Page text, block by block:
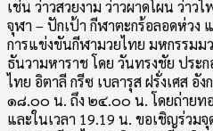
เช่น ว่าวสวยงาม ว่าวผาดโผน ว่าว
จุฬา – ปักเป้า กีฬาตะกร้อลอดห่วง
การแข่งขันกีฬามวยไทย มหกรรมม
ธันวามหาราช โดย วันทรงชัย ประ
ไทย อิตาลี กรีซ เบลารุส ฝรั่งเศส
๑๘.๐๐ น. ถึง ๒๔.๐๐ น. โดยถ่ายทอ
และในเวลา 19.19 น. ขอเชิญร่วม